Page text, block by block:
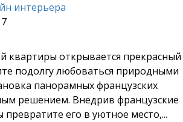
интерьера
квартиры открывается прекрасный
подолгу любоваться природными
панорамных французских
решением. Внедрив французские
превратите его в уютное место,...